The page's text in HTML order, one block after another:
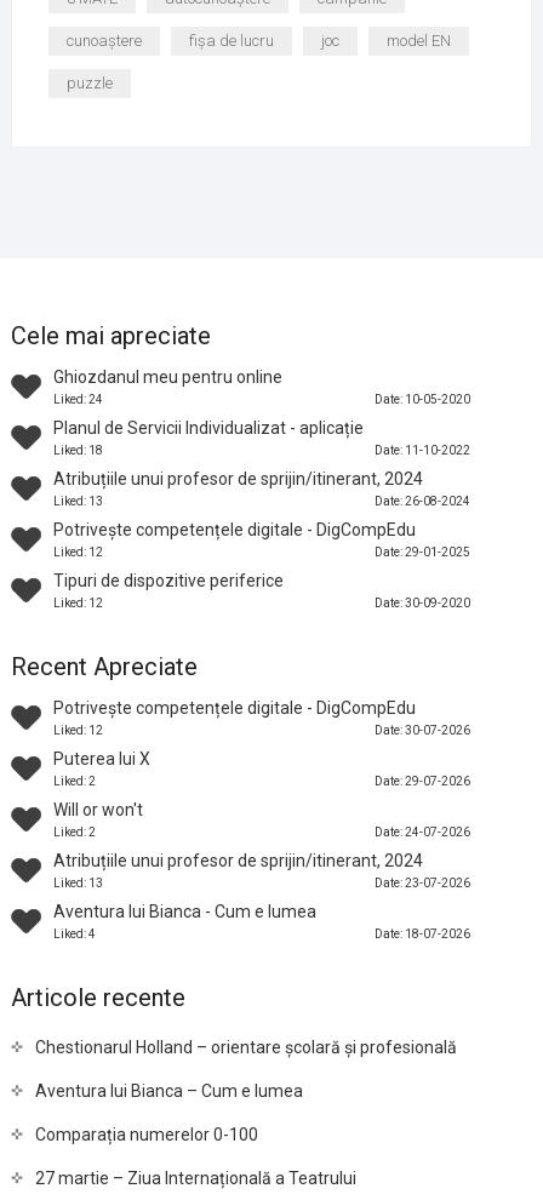
cunoaștere fișa de lucru joc model EN
puzzle
Cele mai apreciate
Ghiozdanul meu pentru online
Liked: 24 Date: 10-05-2020
Planul de Servicii Individualizat - aplicație
Liked: 18 Date: 11-10-2022
Atribuțiile unui profesor de sprijin/itinerant, 2024
Liked: 13 Date: 26-08-2024
Potrivește competențele digitale - DigCompEdu
Liked: 12 Date: 29-01-2025
Tipuri de dispozitive periferice
Liked: 12 Date: 30-09-2020
Recent Apreciate
Potrivește competențele digitale - DigCompEdu
Liked: 12 Date: 30-07-2026
Puterea lui X
Liked: 2 Date: 29-07-2026
Will or won't
Liked: 2 Date: 24-07-2026
Atribuțiile unui profesor de sprijin/itinerant, 2024
Liked: 13 Date: 23-07-2026
Aventura lui Bianca - Cum e lumea
Liked: 4 Date: 18-07-2026
Articole recente
Chestionarul Holland – orientare școlară și profesională
Aventura lui Bianca – Cum e lumea
Comparația numerelor 0-100
27 martie – Ziua Internațională a Teatrului